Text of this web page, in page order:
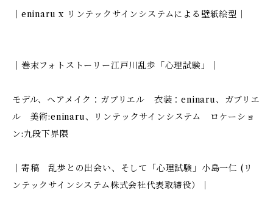
｜eninaru x リンテックサインシステムによる壁紙絵型｜
｜巻末フォトストーリー江戸川乱歩「心理試験」｜
モデル、ヘアメイク：ガブリエル 衣装：eninaru、ガブリエ
ル 美術:eninaru、リンテックサインシステム ロケーショ
ン:九段下界隈
｜寄稿 乱歩との出会い、そして「心理試験」小島一仁 (リ
ンテックサインシステム株式会社代表取締役）｜